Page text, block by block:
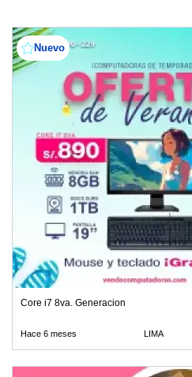
Nuevo
Core i7 8va. Generacion
Hace 6 meses LIMA